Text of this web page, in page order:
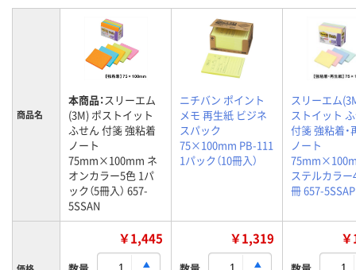
商品名
本商品：スリーエム
(3M) ポストイット
ふせん 付箋 強粘着
ノート
75mm×100mm ネ
オンカラー5色 1パ
ック（5冊入） 657-
5SSAN
ニチバン ポイント
メモ 再生紙 ビジネ
スパック
75×100mm PB-111
1パック（10冊入）
スリーエム
ストイット
付箋 強粘着・
ノート
ステルカラー
冊 657-5SSAP
￥1,445 ￥1,319